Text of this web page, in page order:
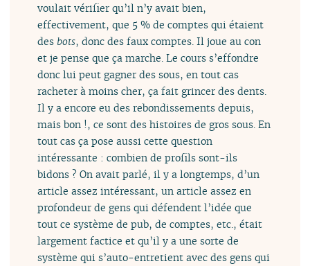
voulait vérifier qu’il n’y avait bien,
effectivement, que 5 % de comptes qui étaient
des bots, donc des faux comptes. Il joue au con
et je pense que ça marche. Le cours s’effondre
donc lui peut gagner des sous, en tout cas
racheter à moins cher, ça fait grincer des dents.
Il y a encore eu des rebondissements depuis,
mais bon !, ce sont des histoires de gros sous. En
tout cas ça pose aussi cette question
intéressante : combien de profils sont-ils
bidons ? On avait parlé, il y a longtemps, d’un
article assez intéressant, un article assez en
profondeur de gens qui défendent l’idée que
tout ce système de pub, de comptes, etc., était
largement factice et qu’il y a une sorte de
système qui s’auto-entretient avec des gens qui